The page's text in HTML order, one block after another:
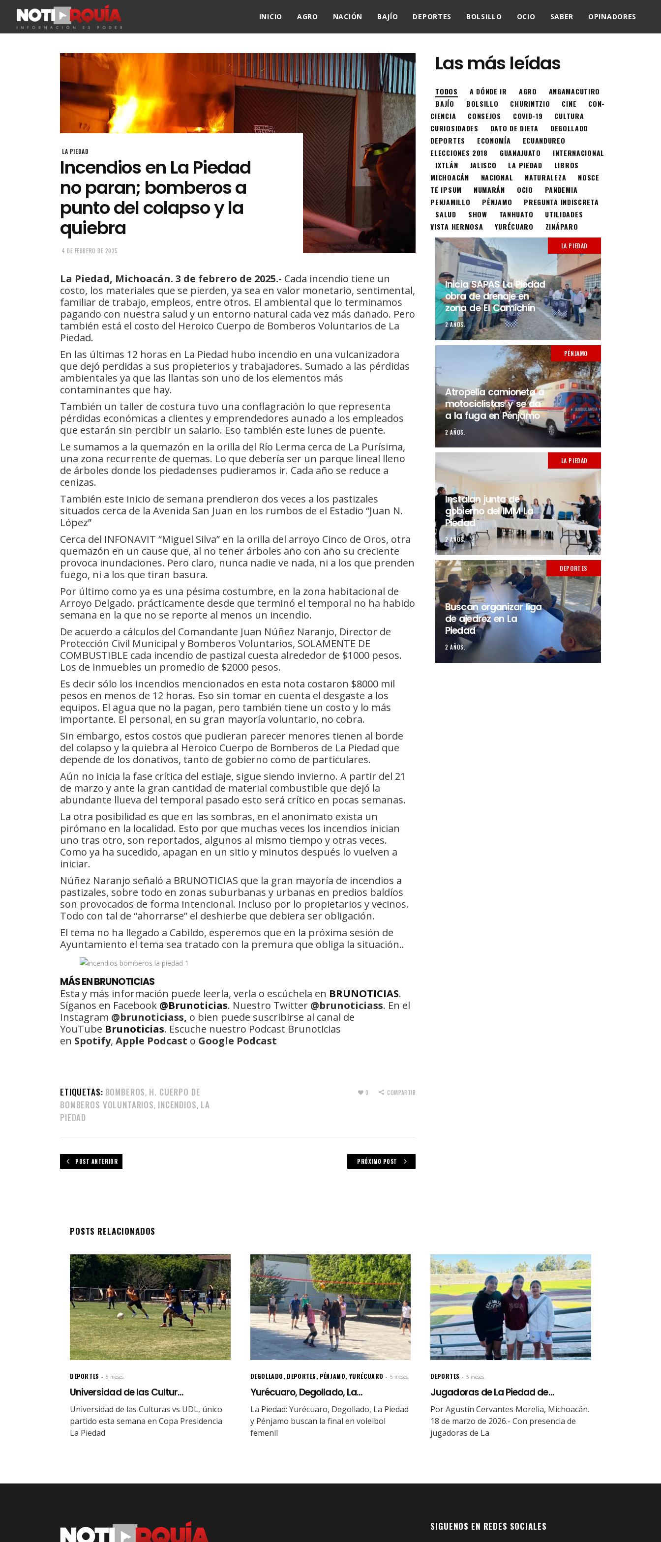
INICIO AGRO NACIÓN BAJÍO DEPORTES BOLSILLO OCIO SABER OPINADORES
LA PIEDAD
Incendios en La Piedad
no paran; bomberos a
punto del colapso y la
quiebra
4 DE FEBRERO DE 2025
La Piedad, Michoacán. 3 de febrero de 2025.- Cada incendio tiene un
costo, los materiales que se pierden, ya sea en valor monetario, sentimental,
familiar de trabajo, empleos, entre otros. El ambiental que lo terminamos
pagando con nuestra salud y un entorno natural cada vez más dañado. Pero
también está el costo del Heroico Cuerpo de Bomberos Voluntarios de La
Piedad.
En las últimas 12 horas en La Piedad hubo incendio en una vulcanizadora
que dejó perdidas a sus propieterios y trabajadores. Sumado a las pérdidas
ambientales ya que las llantas son uno de los elementos más
contaminantes que hay.
También un taller de costura tuvo una conflagración lo que representa
pérdidas económicas a clientes y emprendedores aunado a los empleados
que estarán sin percibir un salario. Eso también este lunes de puente.
Le sumamos a la quemazón en la orilla del Río Lerma cerca de La Purísima,
una zona recurrente de quemas. Lo que debería ser un parque lineal lleno
de árboles donde los piedadenses pudieramos ir. Cada año se reduce a
cenizas.
También este inicio de semana prendieron dos veces a los pastizales
situados cerca de la Avenida San Juan en los rumbos de el Estadio “Juan N.
López”
Cerca del INFONAVIT “Miguel Silva” en la orilla del arroyo Cinco de Oros, otra
quemazón en un cause que, al no tener árboles año con año su creciente
provoca inundaciones. Pero claro, nunca nadie ve nada, ni a los que prenden
fuego, ni a los que tiran basura.
Por último como ya es una pésima costumbre, en la zona habitacional de
Arroyo Delgado. prácticamente desde que terminó el temporal no ha habido
semana en la que no se reporte al menos un incendio.
De acuerdo a cálculos del Comandante Juan Núñez Naranjo, Director de
Protección Civil Municipal y Bomberos Voluntarios, SOLAMENTE DE
COMBUSTIBLE cada incendio de pastizal cuesta alrededor de $1000 pesos.
Los de inmuebles un promedio de $2000 pesos.
Es decir sólo los incendios mencionados en esta nota costaron $8000 mil
pesos en menos de 12 horas. Eso sin tomar en cuenta el desgaste a los
equipos. El agua que no la pagan, pero también tiene un costo y lo más
importante. El personal, en su gran mayoría voluntario, no cobra.
Sin embargo, estos costos que pudieran parecer menores tienen al borde
del colapso y la quiebra al Heroico Cuerpo de Bomberos de La Piedad que
depende de los donativos, tanto de gobierno como de particulares.
Aún no inicia la fase crítica del estiaje, sigue siendo invierno. A partir del 21
de marzo y ante la gran cantidad de material combustible que dejó la
abundante llueva del temporal pasado esto será crítico en pocas semanas.
La otra posibilidad es que en las sombras, en el anonimato exista un
pirómano en la localidad. Esto por que muchas veces los incendios inician
uno tras otro, son reportados, algunos al mismo tiempo y otras veces.
Como ya ha sucedido, apagan en un sitio y minutos después lo vuelven a
iniciar.
Núñez Naranjo señaló a BRUNOTICIAS que la gran mayoría de incendios a
pastizales, sobre todo en zonas suburbanas y urbanas en predios baldíos
son provocados de forma intencional. Incluso por lo propietarios y vecinos.
Todo con tal de “ahorrarse” el deshierbe que debiera ser obligación.
El tema no ha llegado a Cabildo, esperemos que en la próxima sesión de
Ayuntamiento el tema sea tratado con la premura que obliga la situación..
MÁS EN BRUNOTICIAS
Esta y más información puede leerla, verla o escúchela en BRUNOTICIAS.
Síganos en Facebook @Brunoticias. Nuestro Twitter @brunoticiass. En el
Instagram @brunoticiass, o bien puede suscribirse al canal de
YouTube Brunoticias. Escuche nuestro Podcast Brunoticias
en Spotify, Apple Podcast o Google Podcast
ETIQUETAS: BOMBEROS, H. CUERPO DE
BOMBEROS VOLUNTARIOS, INCENDIOS, LA
PIEDAD
0 COMPARTIR
POST ANTERIOR PRÓXIMO POST
Las más leídas
TODOS A DÓNDE IR AGRO
ANGAMACUTIRO
BAJÍO
BOLSILLO CHURINTZIO CINE
CON-
CIENCIA
CONSEJOS COVID-19
CULTURA
CURIOSIDADES
DATO DE DIETA
DEGOLLADO
DEPORTES
ECONOMÍA
ECUANDUREO
ELECCIONES 2018
GUANAJUATO
INTERNACIONAL
IXTLÁN
JALISCO LA PIEDAD
LIBROS
MICHOACÁN
NACIONAL NATURALEZA
NOSCE
TE IPSUM
NUMARÁN OCIO
PANDEMIA
PENJAMILLO
PÉNJAMO
PREGUNTA INDISCRETA
SALUD
SHOW TANHUATO
UTILIDADES
VISTA HERMOSA
YURÉCUARO ZINÁPARO
LA PIEDAD
Inicia SAPAS La Piedad
obra de drenaje en
zona de El Camichín
2 AÑOS.
PÉNJAMO
Atropella camioneta a
motociclistas y se da
a la fuga en Pénjamo
2 AÑOS.
LA PIEDAD
Instalan junta de
gobierno del IMM La
Piedad
2 AÑOS.
DEPORTES
Buscan organizar liga
de ajedrez en La
Piedad
2 AÑOS.
POSTS RELACIONADOS
DEPORTES 5 meses.
Universidad de las Cultur...
Universidad de las Culturas vs UDL, único
partido esta semana en Copa Presidencia
La Piedad
DEGOLLADO, DEPORTES, PÉNJAMO, YURÉCUARO 5 meses.
Yurécuaro, Degollado, La...
La Piedad: Yurécuaro, Degollado, La Piedad
y Pénjamo buscan la final en voleibol
femenil
DEPORTES 5 meses.
Jugadoras de La Piedad de...
Por Agustín Cervantes Morelia, Michoacán.
18 de marzo de 2026.- Con presencia de
jugadoras de La
SIGUENOS EN REDES SOCIALES